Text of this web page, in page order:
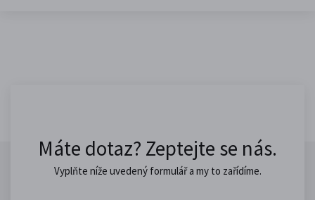
Máte dotaz? Zeptejte se nás.
Vyplňte níže uvedený formulář a my to zařídíme.